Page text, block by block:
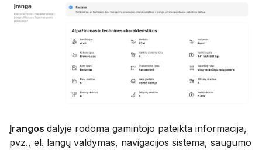
Įrangos dalyje rodoma gamintojo pateikta informacija,
pvz., el. langų valdymas, navigacijos sistema, saugumo